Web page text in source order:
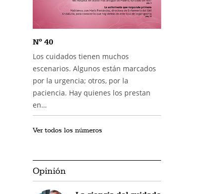
Nº 40
Los cuidados tienen muchos
escenarios. Algunos están marcados
por la urgencia; otros, por la
paciencia. Hay quienes los prestan
en…
Ver todos los números
Opinión